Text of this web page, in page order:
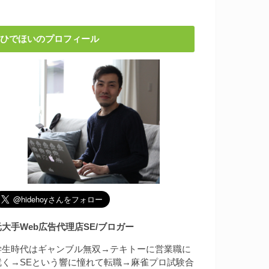
ひでほいのプロフィール
大手Web広告代理店SE/ブロガー
生時代はギャンブル無双→テキトーに営業職に
く→SEという響に憧れて転職→麻雀プロ試験合